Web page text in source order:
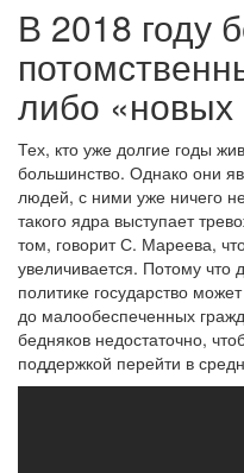
В 2018 году
либо
Тех, кто уже долгие годы
большинство. Однако они
людей, с ними уже ничего
такого ядра выступает
том, говорит С. Мареева,
увеличивается. Потому
политике государство
до малообеспеченных
бедняков недостаточно,
поддержкой перейти в